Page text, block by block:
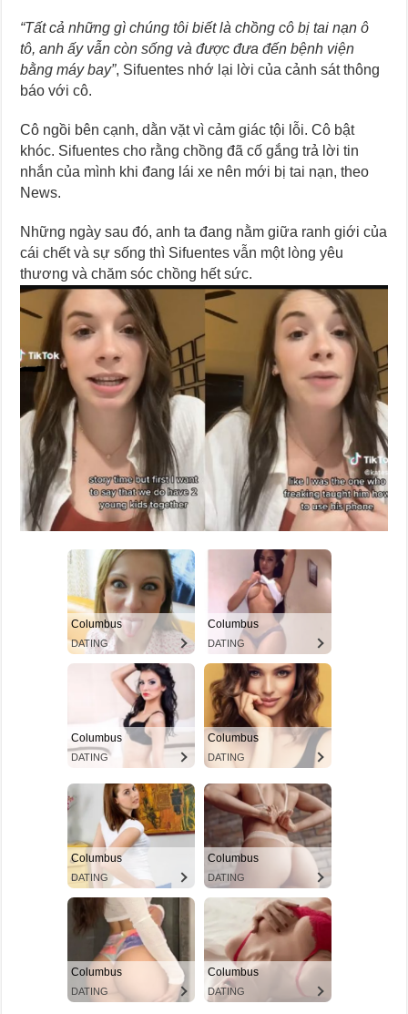
“Tất cả những gì chúng tôi biết là chồng cô bị tai nạn ô
tô, anh ấy vẫn còn sống và được đưa đến bệnh viện
bằng máy bay”, Sifuentes nhớ lại lời của cảnh sát thông
báo với cô.
Cô ngồi bên cạnh, dằn vặt vì cảm giác tội lỗi. Cô bật
khóc. Sifuentes cho rằng chồng đã cố gắng trả lời tin
nhắn của mình khi đang lái xe nên mới bị tai nạn, theo
News.
Những ngày sau đó, anh ta đang nằm giữa ranh giới của
cái chết và sự sống thì Sifuentes vẫn một lòng yêu
thương và chăm sóc chồng hết sức.